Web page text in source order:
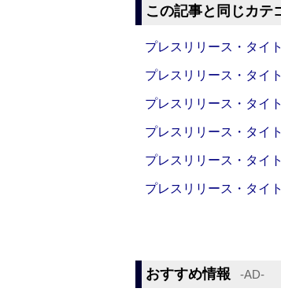
この記事と同じカテ
プレスリリース・タイ
プレスリリース・タイ
プレスリリース・タイ
プレスリリース・タイ
プレスリリース・タイ
プレスリリース・タイ
おすすめ情報 ‐AD‐